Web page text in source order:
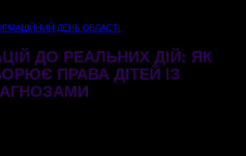
ДЕНЬ ОБЛАСТІ
ДО РЕАЛЬНИХ ДІЙ: ЯК
ПРАВА ДІТЕЙ ІЗ